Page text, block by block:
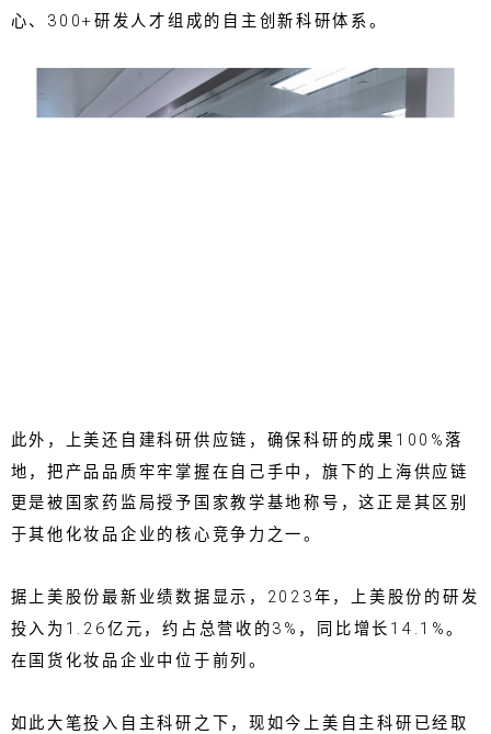
心、300+研发人才组成的自主创新科研体系。
此外，上美还自建科研供应链，确保科研的成果100%落
地，把产品品质牢牢掌握在自己手中，旗下的上海供应链
更是被国家药监局授予国家教学基地称号，这正是其区别
于其他化妆品企业的核心竞争力之一。
据上美股份最新业绩数据显示，2023年，上美股份的研发
投入为1.26亿元，约占总营收的3%，同比增长14.1%。
在国货化妆品企业中位于前列。
如此大笔投入自主科研之下，现如今上美自主科研已经取